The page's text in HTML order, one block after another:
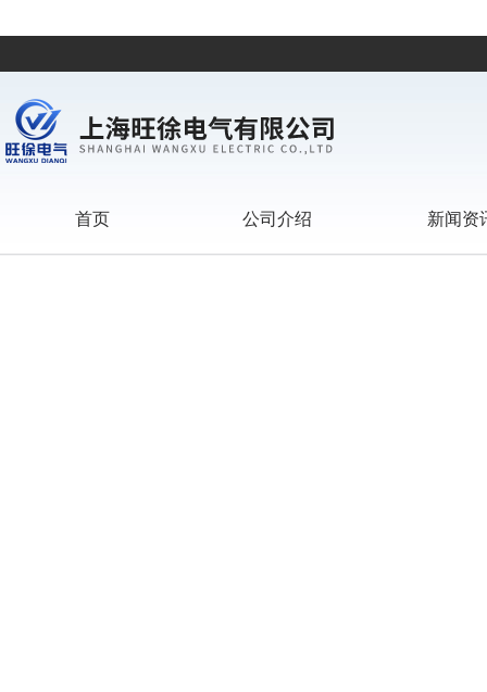
首页 公司介绍 新闻资